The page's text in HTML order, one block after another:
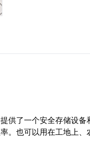
个安全存储设备和
也可以用在工地上、